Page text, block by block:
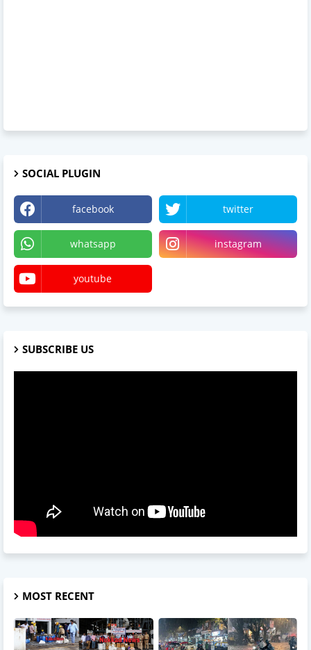
SOCIAL PLUGIN
facebook twitter
whatsapp instagram
youtube
SUBSCRIBE US
MOST RECENT